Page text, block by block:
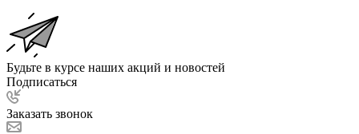
Будьте в курсе наших акций и новостей
Подписаться
Заказать звонок